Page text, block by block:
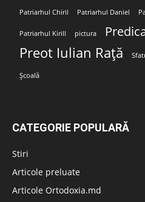
Patriarhul Chiril Patriarhul Daniel
Patriarhul Kirill pictura
Preot Iulian Rață
Școală
CATEGORIE POPULARĂ
Stiri
Articole preluate
Articole Ortodoxia.md